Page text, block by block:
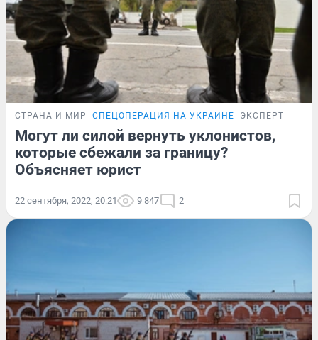
СТРАНА И МИР СПЕЦОПЕРАЦИЯ НА УКРАИНЕ ЭКСПЕРТ
Могут ли силой вернуть уклонистов,
которые сбежали за границу?
Объясняет юрист
22 сентября, 2022, 20:21 9 847 2